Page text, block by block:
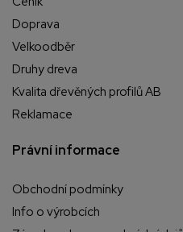
Doprava
Velkoodběr
Druhy dreva
Kvalita dřevěných profilů AB
Reklamace
Právní informace
Obchodní podmínky
Info o výrobcích